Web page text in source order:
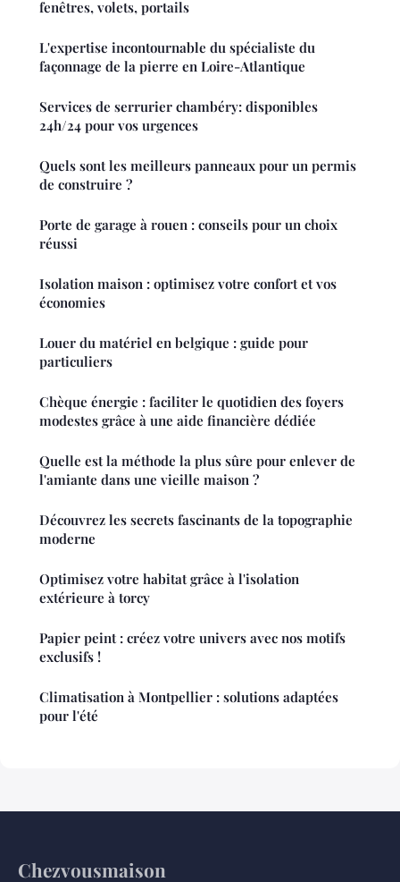
fenêtres, volets, portails
L'expertise incontournable du spécialiste du
façonnage de la pierre en Loire-Atlantique
Services de serrurier chambéry: disponibles
24h/24 pour vos urgences
Quels sont les meilleurs panneaux pour un permis
de construire ?
Porte de garage à rouen : conseils pour un choix
réussi
Isolation maison : optimisez votre confort et vos
économies
Louer du matériel en belgique : guide pour
particuliers
Chèque énergie : faciliter le quotidien des foyers
modestes grâce à une aide financière dédiée
Quelle est la méthode la plus sûre pour enlever de
l'amiante dans une vieille maison ?
Découvrez les secrets fascinants de la topographie
moderne
Optimisez votre habitat grâce à l'isolation
extérieure à torcy
Papier peint : créez votre univers avec nos motifs
exclusifs !
Climatisation à Montpellier : solutions adaptées
pour l'été
Chezvousmaison